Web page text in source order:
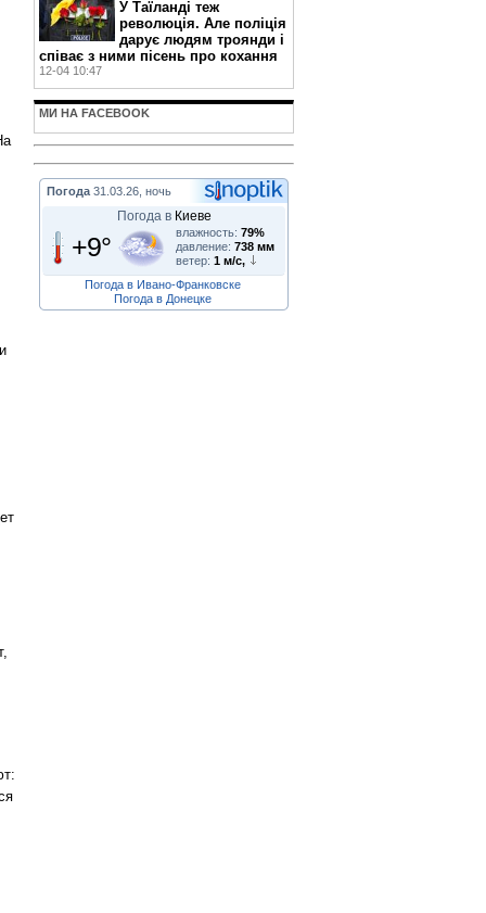
У Таїланді теж
революція. Але поліція
дарує людям троянди і
співає з ними пісень про кохання
12-04 10:47
МИ НА FACEBOOK
Погода 31.03.26, ночь
Погода в Киеве
+9° влажность: 79%
давление: 738 мм
ветер: 1 м/с,
Погода в Ивано-Франковске
Погода в Донецке